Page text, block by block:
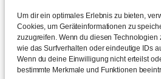
Um dir ein optimales Erlebnis zu bieten,
Cookies, um Geräteinformationen zu
zuzugreifen. Wenn du diesen Technologien
wie das Surfverhalten oder eindeutige IDs
Wenn du deine Einwilligung nicht erteilst
bestimmte Merkmale und Funktionen
c
h
e
Alte Eisdiele